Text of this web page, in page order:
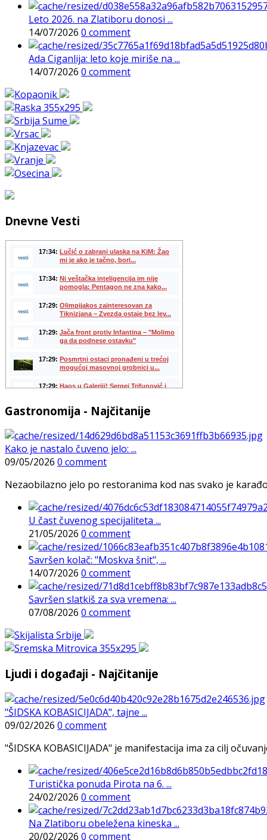
Leto 2026. na Zlatiboru donosi ...
14/07/2026 0 comment
Ada Ciganlija: leto koje miriše na ...
14/07/2026 0 comment
Dnevne Vesti
Gastronomija - Najčitanije
Kako je nastalo čuveno jelo: ...
09/05/2026 0 comment
Nezaobilazno jelo po restoranima kod nas svako je
U čast čuvenog specijaliteta ...
21/05/2026 0 comment
Savršen kolač: "Moskva šnit", ...
14/07/2026 0 comment
Savršen slatkiš za sva vremena: ...
07/08/2026 0 comment
Ljudi i događaji - Najčitanije
"ŠIDSKA KOBASICIJADA", tajne ...
09/02/2026 0 comment
"ŠIDSKA KOBASICIJADA" je manifestacija ima za cilj
Turistička ponuda Pirota na 6. ...
24/02/2026 0 comment
Na Zlatiboru obeležena kineska ...
20/02/2026 0 comment